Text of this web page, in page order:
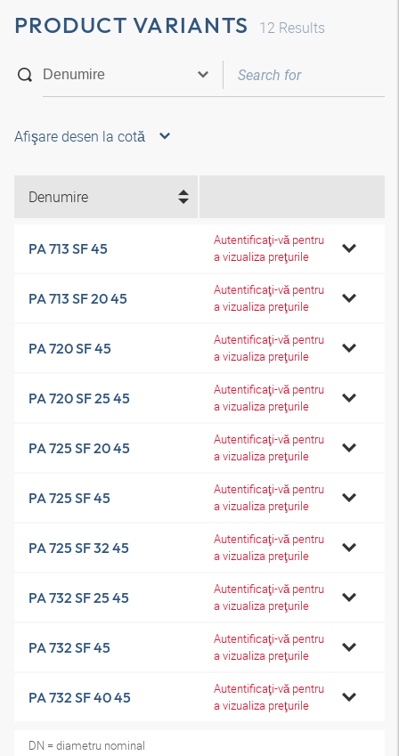
PRODUCT VARIANTS 12 Results
Afişare desen la cotă
Denumire
PA 713 SF 45
Autentificaţi-vă pentru
a vizualiza preţurile
PA 713 SF 20 45
Autentificaţi-vă pentru
a vizualiza preţurile
PA 720 SF 45
Autentificaţi-vă pentru
a vizualiza preţurile
PA 720 SF 25 45
Autentificaţi-vă pentru
a vizualiza preţurile
PA 725 SF 20 45
Autentificaţi-vă pentru
a vizualiza preţurile
PA 725 SF 45
Autentificaţi-vă pentru
a vizualiza preţurile
PA 725 SF 32 45
Autentificaţi-vă pentru
a vizualiza preţurile
PA 732 SF 25 45
Autentificaţi-vă pentru
a vizualiza preţurile
PA 732 SF 45
Autentificaţi-vă pentru
a vizualiza preţurile
PA 732 SF 40 45
Autentificaţi-vă pentru
a vizualiza preţurile
DN = diametru nominal